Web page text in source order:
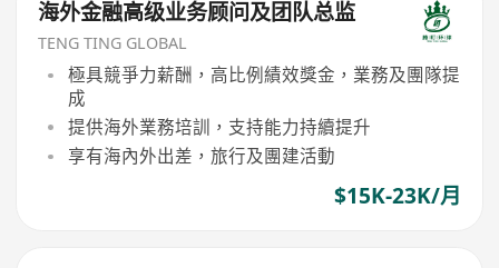
海外金融高级业务顾问及团队总监
TENG TING GLOBAL
極具競爭力薪酬，高比例績效獎金，業務及團隊提
成
提供海外業務培訓，支持能力持續提升
享有海內外出差，旅行及團建活動
$15K-23K/月